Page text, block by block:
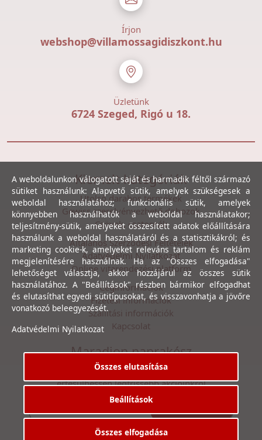
Írjon
webshop@villamossagidiszkont.hu
Üzletünk
6724 Szeged, Rigó u 18.
Kiemelt kategóriák
Utolsó darabos termékek
Gewiss szerelvényezhető dobozok
Csövek, csatornák
Általános Szerződési Feltételek
Adatvédelmi Nyilatkozat
Online vitarendezési platform
Céginformációk
Fizetési információk
Szállítási információk
Kapcsolat
Maradjon naprakész
Íratkozzon fel hírlevelünkre, hogy első kézből
értesülhessen legfrissebb akcióinkról
Elfogadom azAdatvédelmi Nyilatkozat
A weboldalunkon válogatott saját és harmadik féltől származó
sütiket használunk: Alapvető sütik, amelyek szükségesek a
weboldal használatához; funkcionális sütik, amelyek
könnyebben használhatók a weboldal használatakor;
teljesítmény-sütik, amelyeket összesített adatok előállítására
használunk a weboldal használatáról és a statisztikákról; és
marketing cookie-k, amelyeket releváns tartalom és reklám
megjelenítésére használnak. Ha az "Összes elfogadása"
lehetőséget választja, akkor hozzájárul az összes sütik
használatához. A "Beállítások" részben bármikor elfogadhat
és elutasíthat egyedi sütitípusokat, és visszavonhatja a jövőre
vonatkozó beleegyezését.
Adatvédelmi Nyilatkozat
Összes elutasítása
Beállítások
Összes elfogadása